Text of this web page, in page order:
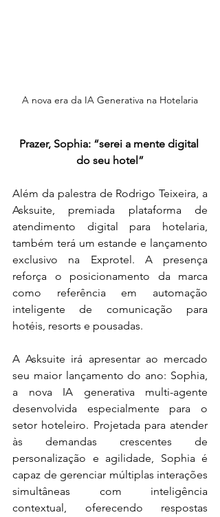
A nova era da IA Generativa na Hotelaria
Prazer, Sophia: “serei a mente digital
do seu hotel”
Além da palestra de Rodrigo Teixeira, a
Asksuite, premiada plataforma de
atendimento digital para hotelaria,
também terá um estande e lançamento
exclusivo na Exprotel. A presença
reforça o posicionamento da marca
como referência em automação
inteligente de comunicação para
hotéis, resorts e pousadas.
A Asksuite irá apresentar ao mercado
seu maior lançamento do ano: Sophia,
a nova IA generativa multi-agente
desenvolvida especialmente para o
setor hoteleiro. Projetada para atender
às demandas crescentes de
personalização e agilidade, Sophia é
capaz de gerenciar múltiplas interações
simultâneas com inteligência
contextual, oferecendo respostas